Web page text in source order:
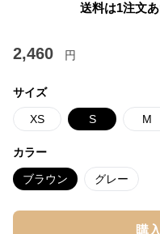
送料は1注文あ
2,460 円
サイズ
XS S M
カラー
ブラウン グレー
購